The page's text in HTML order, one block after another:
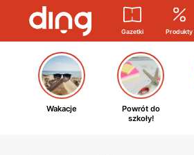
Gazetki Produkty
Wakacje
Powrót do
szkoły!